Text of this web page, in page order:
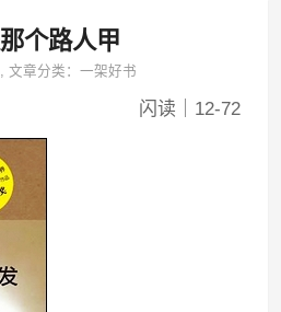
个路人甲
,文章分类：一架好书
闪读｜12-72